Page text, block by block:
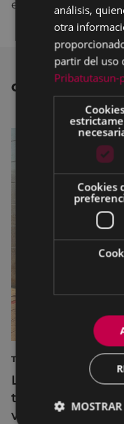
economía.”
OTRAS NOTICIAS
TURISMO
La diputada
transformación
visita a la
análisis,
otra
partir del uso
Pribatutasun-
Cookies